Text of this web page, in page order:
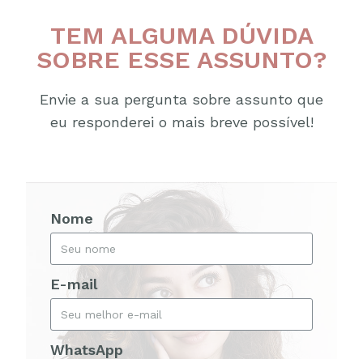
TEM ALGUMA DÚVIDA
SOBRE ESSE ASSUNTO?
Envie a sua pergunta sobre assunto que
eu responderei o mais breve possível!
Nome
E-mail
WhatsApp